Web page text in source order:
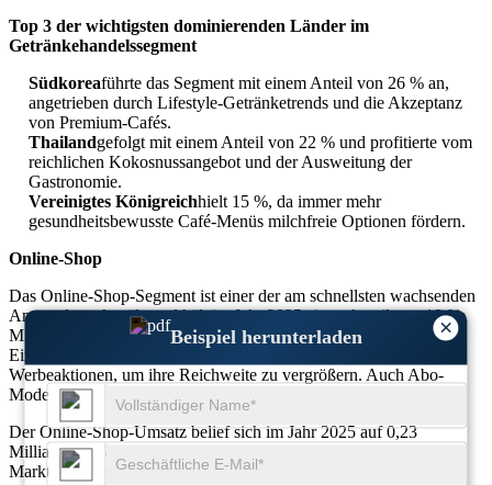
×
Beispiel herunterladen
Top 3 der wichtigsten dominierenden Länder im
Getränkehandelssegment
Südkoreaführte das Segment mit einem Anteil von 26 % an,
angetrieben durch Lifestyle-Getränketrends und die Akzeptanz
von Premium-Cafés.
Thailandgefolgt mit einem Anteil von 22 % und profitierte vom
reichlichen Kokosnussangebot und der Ausweitung der
Gastronomie.
Vereinigtes Königreichhielt 15 %, da immer mehr
gesundheitsbewusste Café-Menüs milchfreie Optionen fördern.
Online-Shop
Das Online-Shop-Segment ist einer der am schnellsten wachsenden
Anwendungskanäle und hält im Jahr 2025 einen Anteil von 18 %.
Mit der rasanten E-Commerce-Expansion und dem digitalen
Einzelhandel nutzen globale Marken D2C-Strategien und Online-
Werbeaktionen, um ihre Reichweite zu vergrößern. Auch Abo-
Modelle und Hauslieferdienste setzen sich durch.
Der Online-Shop-Umsatz belief sich im Jahr 2025 auf 0,23
Milliarden US-Dollar und machte 18 % des gesamten
Marktumsatzes aus. Die zunehmende Produktzugänglichkeit,